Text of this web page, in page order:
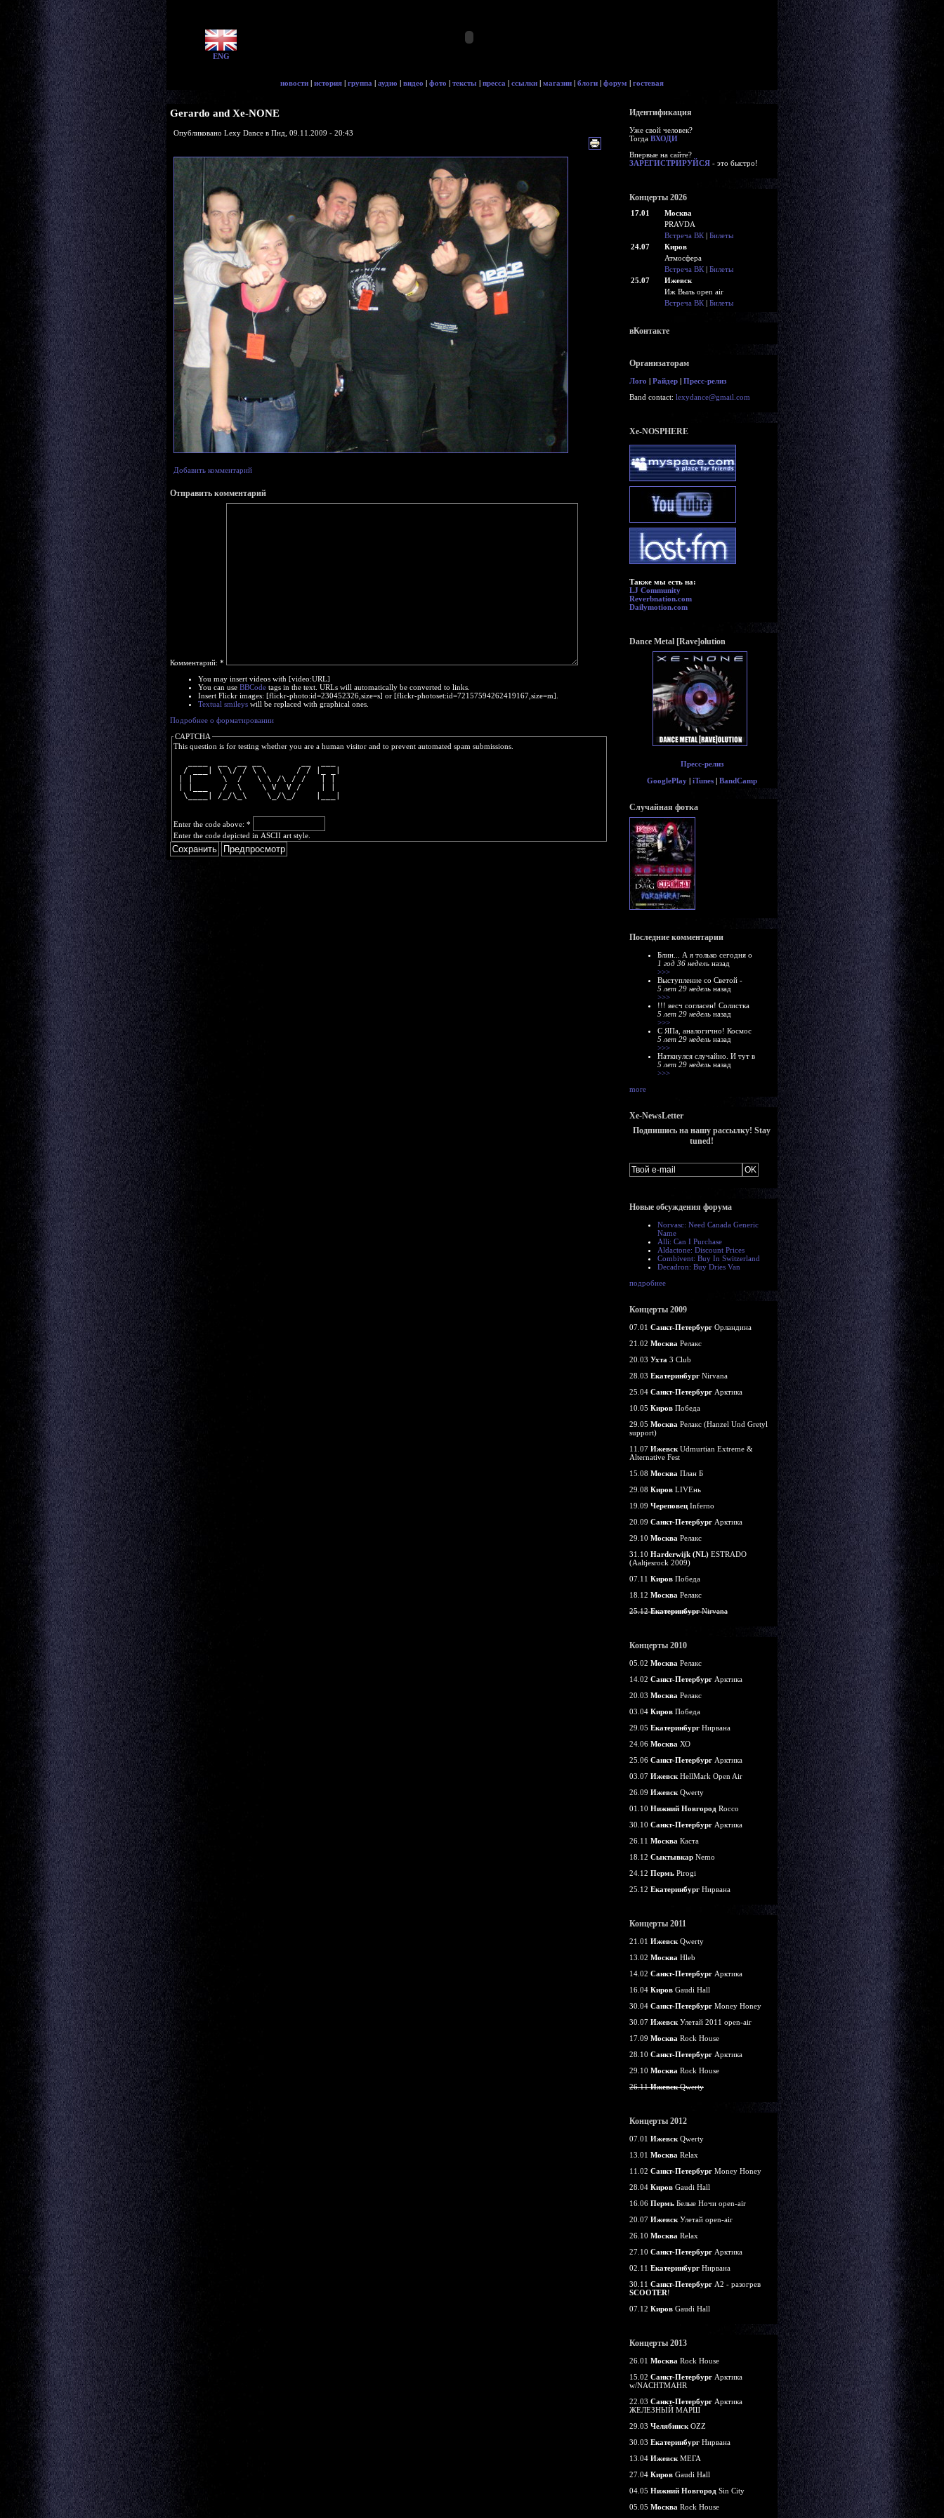
ENG
новости | история | группа | аудио | видео | фото | тексты | пресса | ссылки | магазин | блоги | форум | гостевая
Gerardo and Xe-NONE
Опубликовано Lexy Dance в Пнд, 09.11.2009 - 20:43
Добавить комментарий
Отправить комментарий
Комментарий: *
You may insert videos with [video:URL]
You can use BBCode tags in the text. URLs will automatically be converted to links.
Insert Flickr images: [flickr-photo:id=230452326,size=s] or [flickr-photoset:id=72157594262419167,size=m].
Textual smileys will be replaced with graphical ones.
Подробнее о форматировании
CAPTCHA
This question is for testing whether you are a human visitor and to prevent automated spam submissions.
  / ___| \ \/ / \ \      / / |_ _|
| |      \  /   \ \ /\ / /   | |
| |___   /  \    \ V  V /    | |
  \____| /_/\_\    \_/\_/    |___|
Enter the code above: *
Enter the code depicted in ASCII art style.
Идентификация
Уже свой человек?
Тогда ВХОДИ
Впервые на сайте?
ЗАРЕГИСТРИРУЙСЯ - это быстро!
Концерты 2026
17.01
Москва
PRAVDA
Встреча ВК | Билеты
24.07
Киров
Атмосфера
Встреча ВК | Билеты
25.07
Ижевск
Иж Выль open air
Встреча ВК | Билеты
вКонтакте
Организаторам
Лого | Райдер | Пресс-релиз
Band contact: lexydance@gmail.com
Xe-NOSPHERE
Также мы есть на:
LJ Community
Reverbnation.com
Dailymotion.com
Dance Metal [Rave]olution
Пресс-релиз
GooglePlay| iTunes| BandCamp
Случайная фотка
Последние комментарии
Блин... А я только сегодня о
1 год 36 недель назад
>>>
Выступление со Светой -
5 лет 29 недель назад
>>>
!!! весч согласен! Солистка
5 лет 29 недель назад
>>>
С ЯПа, аналогично! Космос
5 лет 29 недель назад
>>>
Наткнулся случайно. И тут в
5 лет 29 недель назад
>>>
more
Xe-NewsLetter
Подпишись на нашу рассылку! Stay
tuned!
Новые обсуждения форума
Norvasc: Need Canada Generic
Name
Alli: Can I Purchase
Aldactone: Discount Prices
Combivent: Buy In Switzerland
Decadron: Buy Dries Van
подробнее
Концерты 2009
07.01 Санкт-Петербург Орландина
21.02 Москва Релакс
20.03 Ухта 3 Club
28.03 Екатеринбург Nirvana
25.04 Санкт-Петербург Арктика
10.05 Киров Победа
29.05 Москва Релакс (Hanzel Und Gretyl
support)
11.07 Ижевск Udmurtian Extreme &
Alternative Fest
15.08 Москва План Б
29.08 Киров LIVEнь
19.09 Череповец Inferno
20.09 Санкт-Петербург Арктика
29.10 Москва Релакс
31.10 Harderwijk (NL) ESTRADO
(Aaltjesrock 2009)
07.11 Киров Победа
18.12 Москва Релакс
25.12ЕкатеринбургNirvana
Концерты 2010
05.02 Москва Релакс
14.02 Санкт-Петербург Арктика
20.03 Москва Релакс
03.04 Киров Победа
29.05 Екатеринбург Нирвана
24.06 Москва ХО
25.06 Санкт-Петербург Арктика
03.07 Ижевск HellMark Open Air
26.09 Ижевск Qwerty
01.10 Нижний Новгород Rocco
30.10 Санкт-Петербург Арктика
26.11 Москва Каста
18.12 Сыктывкар Nemo
24.12 Пермь Pirogi
25.12 Екатеринбург Нирвана
Концерты 2011
21.01 Ижевск Qwerty
13.02 Москва Hleb
14.02 Санкт-Петербург Арктика
16.04 Киров Gaudi Hall
30.04 Санкт-Петербург Money Honey
30.07 Ижевск Улетай 2011 open-air
17.09 Москва Rock House
28.10 Санкт-Петербург Арктика
29.10 Москва Rock House
26.11ИжевскQwerty
Концерты 2012
07.01 Ижевск Qwerty
13.01 Москва Relax
11.02 Санкт-Петербург Money Honey
28.04 Киров Gaudi Hall
16.06 Пермь Белые Ночи open-air
20.07 Ижевск Улетай open-air
26.10 Москва Relax
27.10 Санкт-Петербург Арктика
02.11 Екатеринбург Нирвана
30.11 Санкт-Петербург А2 - разогрев
SCOOTER!
07.12 Киров Gaudi Hall
Концерты 2013
26.01 Москва Rock House
15.02 Санкт-Петербург Арктика
w/NACHTMAHR
22.03 Санкт-Петербург Арктика
ЖЕЛЕЗНЫЙ МАРШ
29.03 Челябинск OZZ
30.03 Екатеринбург Нирвана
13.04 Ижевск МЕГА
27.04 Киров Gaudi Hall
04.05 Нижний Новгород Sin City
05.05 Москва Rock House